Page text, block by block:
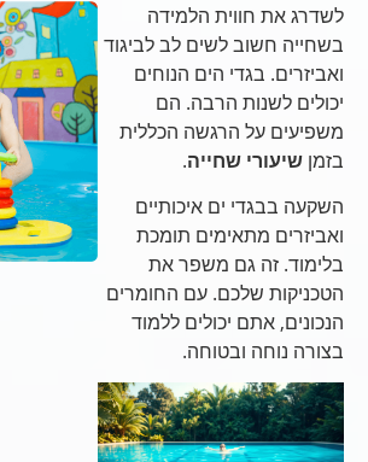
לשדרג את חווית הלמידה
בשחייה חשוב לשים לב לביגוד
ואביזרים. בגדי הים הנוחים
יכולים לשנות הרבה. הם
משפיעים על הרגשה הכללית
בזמןשיעורי שחייה.
השקעה בבגדי ים איכותיים
ואביזרים מתאימים תומכת
בלימוד. זה גם משפר את
הטכניקות שלכם. עם החומרים
הנכונים, אתם יכולים ללמוד
בצורה נוחה ובטוחה.